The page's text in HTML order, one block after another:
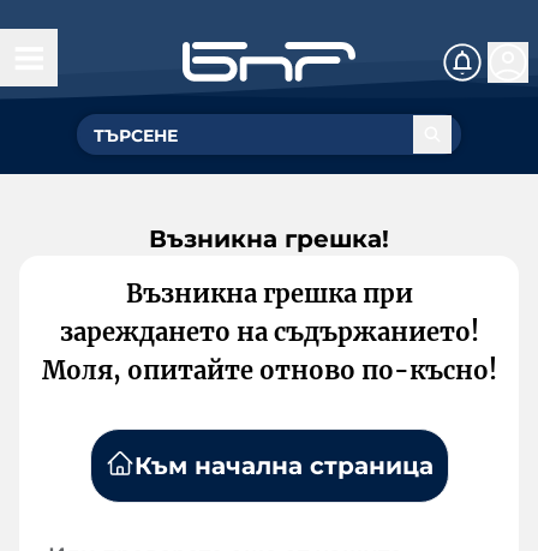
Възникна грешка!
Възникна грешка при
зареждането на съдържанието!
Моля, опитайте отново по-късно!
Към начална страница